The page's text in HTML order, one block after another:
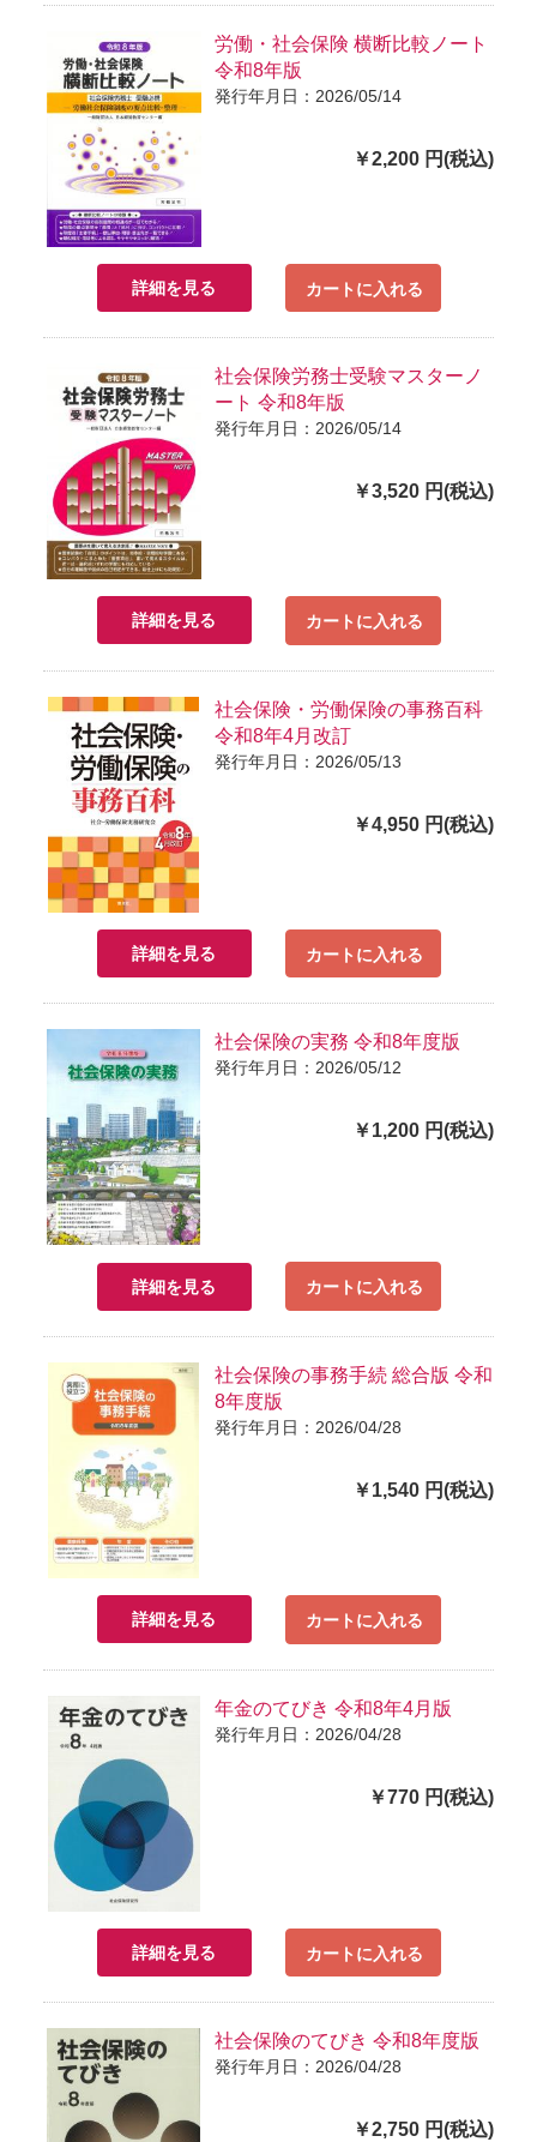
労働・社会保険 横断比較ノート
令和8年版
発行年月日：2026/05/14
￥2,200 円(税込)
詳細を見る カートに入れる
社会保険労務士受験マスターノ
ート 令和8年版
発行年月日：2026/05/14
￥3,520 円(税込)
詳細を見る カートに入れる
社会保険・労働保険の事務百科
令和8年4月改訂
発行年月日：2026/05/13
￥4,950 円(税込)
詳細を見る カートに入れる
社会保険の実務 令和8年度版
発行年月日：2026/05/12
￥1,200 円(税込)
詳細を見る カートに入れる
社会保険の事務手続 総合版 令和
8年度版
発行年月日：2026/04/28
￥1,540 円(税込)
詳細を見る カートに入れる
年金のてびき 令和8年4月版
発行年月日：2026/04/28
￥770 円(税込)
詳細を見る カートに入れる
社会保険のてびき 令和8年度版
発行年月日：2026/04/28
￥2,750 円(税込)